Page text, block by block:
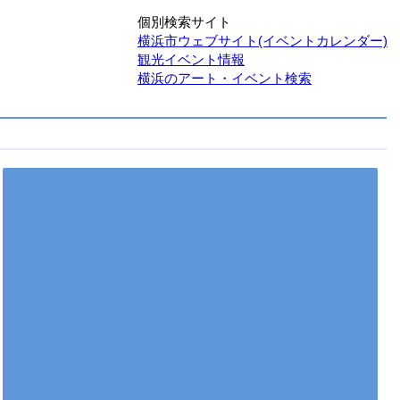
個別検索サイト
横浜市ウェブサイト(イベントカレンダー)
観光イベント情報
横浜のアート・イベント検索